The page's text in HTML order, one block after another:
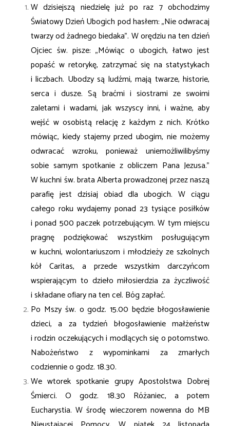
W dzisiejszą niedzielę już po raz 7 obchodzimy
Światowy Dzień Ubogich pod hasłem: „Nie odwracaj
twarzy od żadnego biedaka”. W orędziu na ten dzień
Ojciec św. pisze: „Mówiąc o ubogich, łatwo jest
popaść w retorykę, zatrzymać się na statystykach
i liczbach. Ubodzy są ludźmi, mają twarze, historie,
serca i dusze. Są braćmi i siostrami ze swoimi
zaletami i wadami, jak wszyscy inni, i ważne, aby
wejść w osobistą relację z każdym z nich. Krótko
mówiąc, kiedy stajemy przed ubogim,nie możemy
odwracać wzroku, ponieważ uniemożliwilibyśmy
sobie samym spotkanie z obliczem Pana Jezusa.”
W kuchni św. brata Alberta prowadzonej przez naszą
parafię jest dzisiaj obiad dlaubogich. W ciągu
całego roku wydajemy ponad 23 tysiące posiłków
i ponad 500 paczek potrzebującym. W tym miejscu
pragnę podziękować wszystkim posługującym
w kuchni, wolontariuszom i młodzieży ze szkolnych
kół Caritas, a przede wszystkim darczyńcom
wspierającym to dzieło miłosierdzia za życzliwość
i składane ofiary na ten cel. Bóg zapłać.
Po Mszy św. o godz. 15.00 będzie błogosławienie
dzieci, a za tydzień błogosławienie małżeństw
irodzin oczekujących i modlących się o potomstwo.
Nabożeństwo z wypominkami za zmarłych
codziennie o godz. 18.30.
We wtorek spotkanie grupy Apostolstwa Dobrej
Śmierci. O godz. 18.30 Różaniec, a potem
Eucharystia. W środę wieczorem nowenna do MB